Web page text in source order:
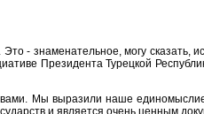
- знаменательное, могу
Президента Турецкой
Мы выразили наше
и является очень ценным